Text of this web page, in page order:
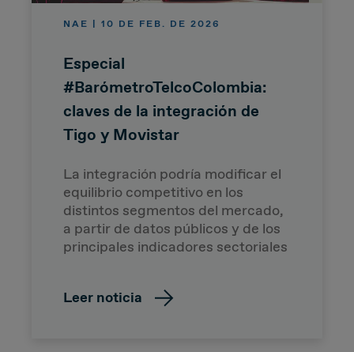
NAE | 10 DE FEB. DE 2026
Especial
#BarómetroTelcoColombia:
claves de la integración de
Tigo y Movistar
La integración podría modificar el
equilibrio competitivo en los
distintos segmentos del mercado,
a partir de datos públicos y de los
principales indicadores sectoriales
Leer noticia